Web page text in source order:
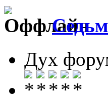
Дух